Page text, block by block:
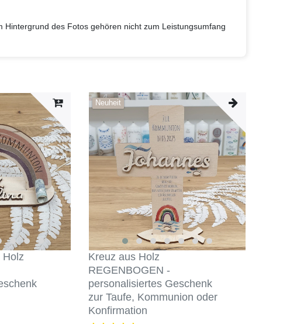
Hintergrund des Fotos gehören nicht zum Leistungsumfang
Holz
Neuheit
Kreuz aus Holz
REGENBOGEN -
personalisiertes Geschenk
zur Taufe, Kommunion oder
Konfirmation